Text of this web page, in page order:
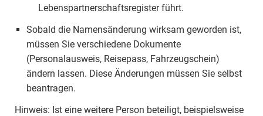
Lebenspartnerschaftsregister führt.
Sobald die Namensänderung wirksam geworden ist,
müssen Sie verschiedene Dokumente
(Personalausweis, Reisepass, Fahrzeugschein)
ändern lassen. Diese Änderungen müssen Sie selbst
beantragen.
Hinweis: Ist eine weitere Person beteiligt, beispielsweise